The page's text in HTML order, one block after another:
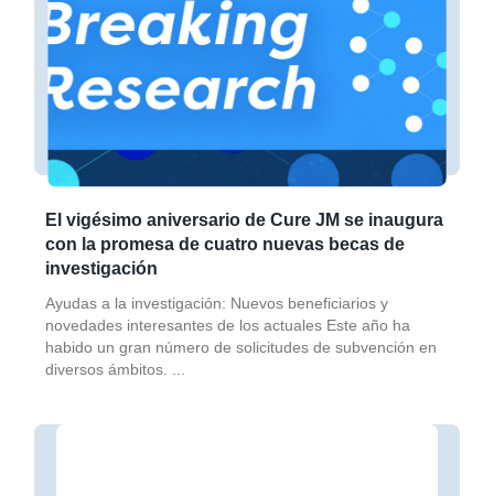
El vigésimo aniversario de Cure JM se inaugura
con la promesa de cuatro nuevas becas de
investigación
Ayudas a la investigación: Nuevos beneficiarios y
novedades interesantes de los actuales Este año ha
habido un gran número de solicitudes de subvención en
diversos ámbitos.